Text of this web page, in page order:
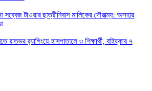
সব্বেজ টাওয়ার ছাত্রীনিবাস মালিকের দৌরাত্ম্য: অসহায়
রাতভর র‍্যাগিংয়ে হাসপাতালে ৩ শিক্ষার্থী, বহিষ্কার ৭